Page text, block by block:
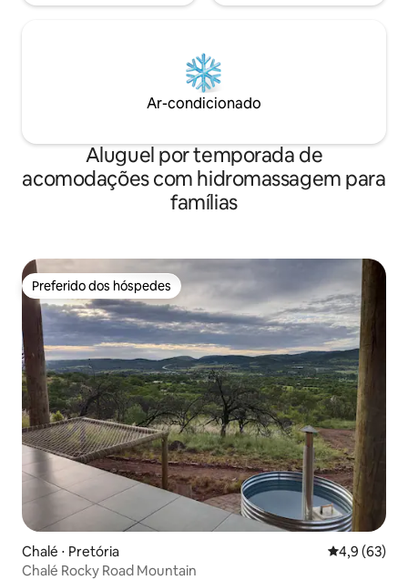
Ar-condicionado
Aluguel por temporada de
acomodações com hidromassagem para
famílias
Preferido dos hóspedes
Preferido dos hóspedes
Chalé ⋅ Pretória 4,9 de uma
4,9 (63)
Chalé Rocky Road Mountain